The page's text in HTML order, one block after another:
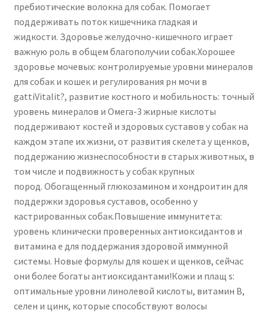
пребиотические волокна для собак. Помогает
поддерживать поток кишечника гладкая и
жидкости. Здоровье желудочно-кишечного играет
важную роль в общем благополучии собак.Хорошее
здоровье мочевых: контролируемые уровни минералов
для собак и кошек и регулирования рн мочи в
gattiVitalit?, развитие костного и мобильность: точный
уровень минералов и Омега-3 жирные кислоты
поддерживают костей и здоровых суставов у собак на
каждом этапе их жизни, от развития скелета у щенков,
поддержанию жизнеспособности в старых животных, в
том числе и подвижность у собак крупных
пород. Обогащенный глюкозамином и хондроитин для
поддержки здоровья суставов, особенно у
кастрированных собак.Повышение иммунитета:
уровень клинически проверенных антиоксидантов и
витамина е для поддержания здоровой иммунной
системы. Новые формулы для кошек и щенков, сейчас
они более богаты антиоксидантами!Кожи и плащ s:
оптимальные уровни линолевой кислоты, витамин В,
селен и цинк, которые способствуют волосы